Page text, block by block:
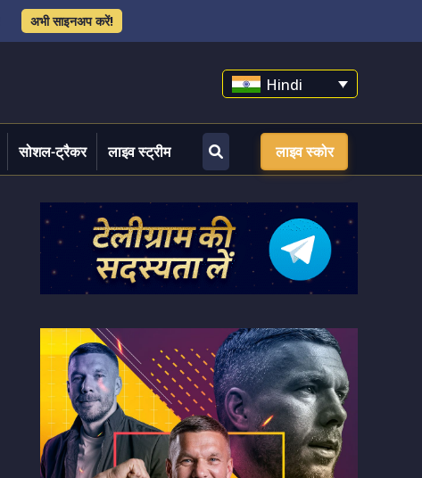
अभी साइनअप करें!
Hindi
सोशल-ट्रैकर लाइव स्ट्रीम लाइव स्कोर